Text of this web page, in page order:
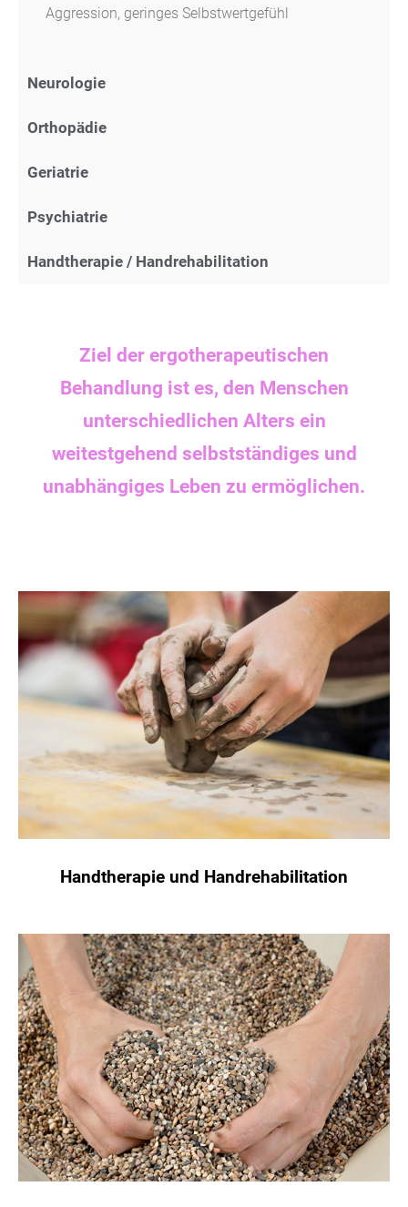
Aggression, geringes Selbstwertgefühl
Neurologie
Orthopädie
Geriatrie
Psychiatrie
Handtherapie / Handrehabilitation
Ziel der ergotherapeutischen
Behandlung ist es, den Menschen
unterschiedlichen Alters ein
weitestgehend selbstständiges und
unabhängiges Leben zu ermöglichen.
Handtherapie und Handrehabilitation